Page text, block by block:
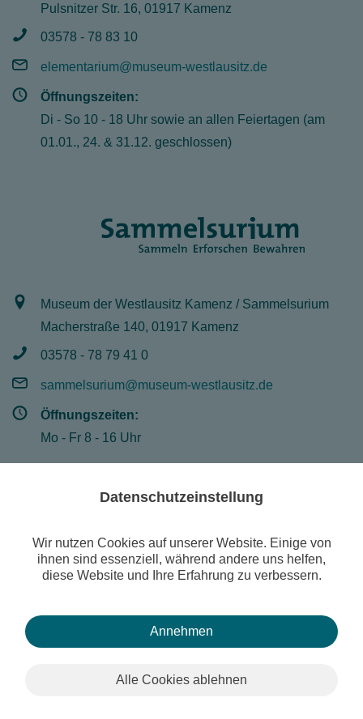
Pulsnitzer Str. 16, 01917 Kamenz
03578 - 78 83 10
elementarium@museum-westlausitz.de
Öffnungszeiten:
Di - So 10 - 18 Uhr sowie an allen Feiertagen (am
01.01., 24. & 31.12. geschlossen)
Museum der Westlausitz Kamenz / Sammelsurium
Macherstraße 140, 01917 Kamenz
03578 - 78 79 41 0
sammelsurium@museum-westlausitz.de
Öffnungszeiten:
Mo - Fr 8 - 16 Uhr
Publikationen
Sonderausstellung: "800 Jahre Aberglaube und Magie"
Datenschutzeinstellung
Wir nutzen Cookies auf unserer Website. Einige von
ihnen sind essenziell, während andere uns helfen,
diese Website und Ihre Erfahrung zu verbessern.
Annehmen
Alle Cookies ablehnen